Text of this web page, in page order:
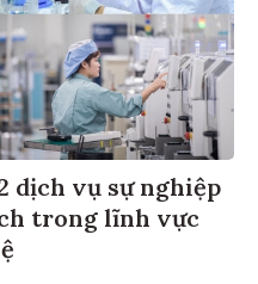
dịch vụ sự nghiệp
trong lĩnh vực